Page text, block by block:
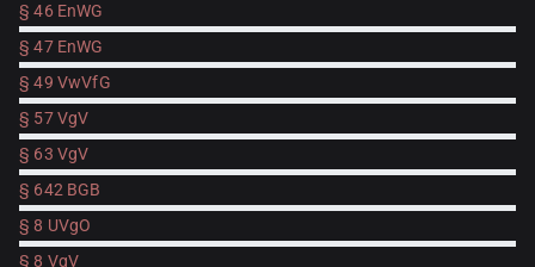
§ 46 EnWG
§ 47 EnWG
§ 49 VwVfG
§ 57 VgV
§ 63 VgV
§ 642 BGB
§ 8 UVgO
§ 8 VgV